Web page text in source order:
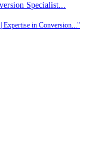
Specialist...
in Conversion..."